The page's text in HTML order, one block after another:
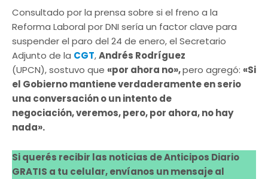
Consultado por la prensa sobre si el freno a la
Reforma Laboral por DNI sería un factor clave para
suspender el paro del 24 de enero, el Secretario
Adjunto de la CGT,Andrés Rodríguez
(UPCN), sostuvo que «por ahora no»,pero agregó: «Si
el Gobierno mantiene verdaderamente en serio
una conversación o un intento de
negociación, veremos, pero, por ahora, no hay
nada».
Si querés recibir las noticias de Anticipos Diario
GRATIS a tu celular, envíanos un mensaje al